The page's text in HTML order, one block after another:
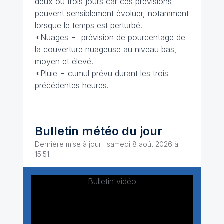
peuvent sensiblement évoluer, notamment
lorsque le temps est perturbé.
*Nuages = prévision de pourcentage de
la couverture nuageuse au niveau bas,
moyen et élevé.
*Pluie = cumul prévu durant les trois
précédentes heures.
Bulletin météo du jour
Dernière mise à jour : samedi 8 août 2026 à
15:51
Bulletin vidéo